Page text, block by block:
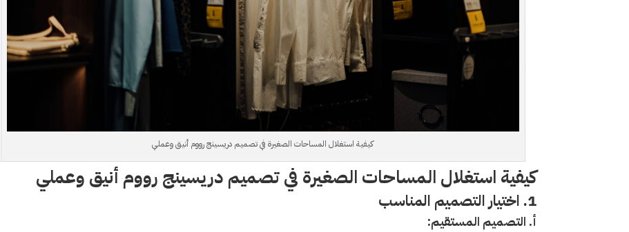
كيفية استغلال المساحات الصغيرة في تصميم دريسينج رووم أنيق وعملي
كيفية استغلال المساحات الصغيرة في تصميم دريسينج رووم أنيق وعملي
1. اختيار التصميم المناسب
أ. التصميم المستقيم: